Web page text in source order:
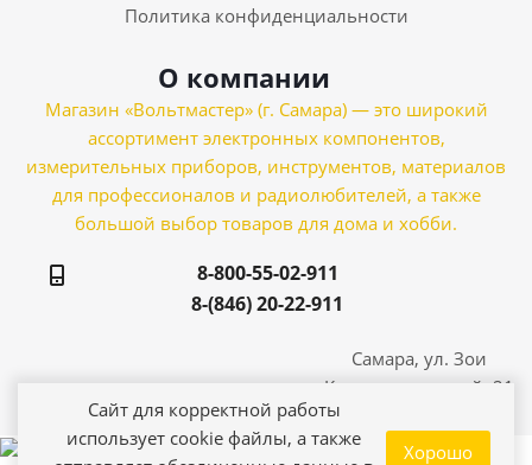
Политика конфиденциальности
О компании
Магазин «Вольтмастер» (г. Самара) — это широкий
ассортимент электронных компонентов,
измерительных приборов, инструментов, материалов
для профессионалов и радиолюбителей, а также
большой выбор товаров для дома и хобби.
8-800-55-02-911
8-(846) 20-22-911
Самара, ул. Зои
Космодемьянской, 21
Сайт для корректной работы
использует cookie файлы, а также
Хорошо